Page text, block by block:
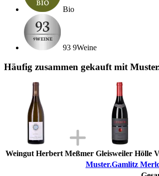
Bio
93 9Weine
Häufig zusammen gekauft mit
Weingut Herbert Meßmer Gleisweiler Hölle
Muster.Gamlitz